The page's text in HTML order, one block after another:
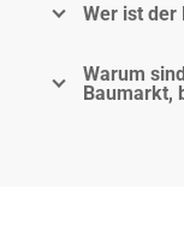
Wer ist der
Warum
Baumarkt,